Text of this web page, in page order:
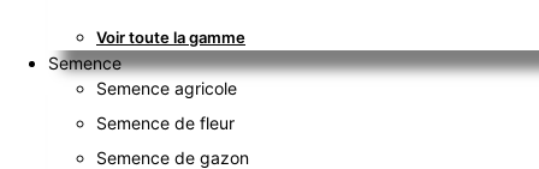
Voir toute la gamme
Semence
Semence agricole
Semence de fleur
Semence de gazon